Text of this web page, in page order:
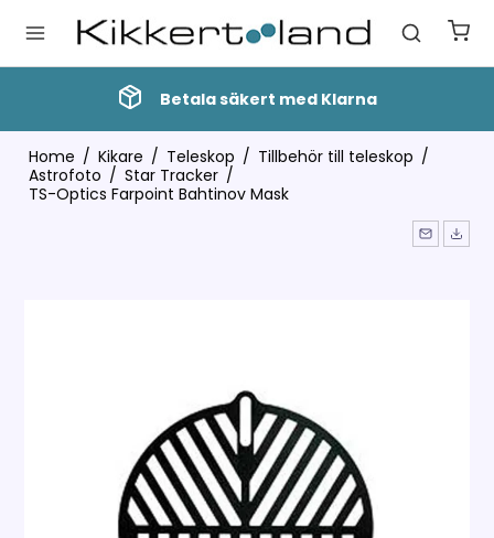
Betala säkert med Klarna
Home / Kikare / Teleskop / Tillbehör till teleskop /
Astrofoto / Star Tracker /
TS-Optics Farpoint Bahtinov Mask